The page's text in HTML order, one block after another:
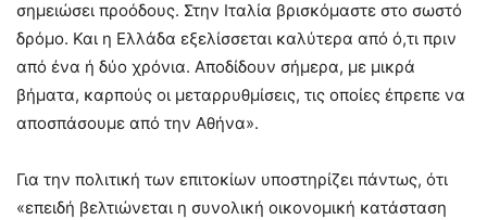
σημειώσει προόδους. Στην Ιταλία βρισκόμαστε στο σωστό
δρόμο. Και η Ελλάδα εξελίσσεται καλύτερα από ό,τι πριν
από ένα ή δύο χρόνια. Αποδίδουν σήμερα, με μικρά
βήματα, καρπούς οι μεταρρυθμίσεις, τις οποίες έπρεπε να
αποσπάσουμε από την Αθήνα».
Για την πολιτική των επιτοκίων υποστηρίζει πάντως, ότι
«επειδή βελτιώνεται η συνολική οικονομική κατάσταση